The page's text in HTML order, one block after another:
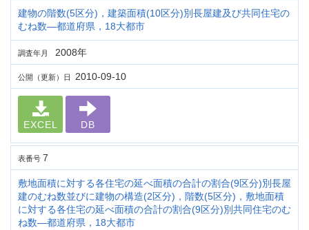
建物の階数(5区分)，建築面積(10区分)別長屋建及び共同住宅の
むね数―都道府県，18大都市
調査年月 2008年
公開（更新）日 2010-09-10
EXCEL DB
表番号 7
敷地面積に対する各住宅の延べ面積の合計の割合(9区分)別長屋
建のむね数並びに建物の構造(2区分)，階数(5区分)，敷地面積
に対する各住宅の延べ面積の合計の割合(9区分)別共同住宅のむ
ね数―都道府県，18大都市